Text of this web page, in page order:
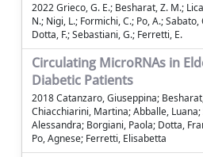
2022 Grieco, G. E.; Besharat, Z. M.;
N.; Nigi, L.; Formichi, C.; Po, A.;
Dotta, F.; Sebastiani, G.; Ferretti, E.
Circulating MicroRNAs in
Diabetic Patients
2018 Catanzaro, Giuseppina;
Chiacchiarini, Martina; Abballe, Luana;
Alessandra; Borgiani, Paola; Dotta,
Po, Agnese; Ferretti, Elisabetta